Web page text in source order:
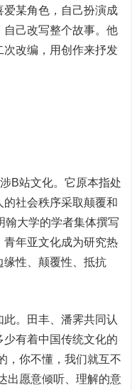
某角色，自己扮演成
己改写整个故事。他
改编，用创作来抒发
B站文化。它原本指处
社会秩序采取颠覆和
翰大学的学者集体撰写
年亚文化成为研究热
缘性、颠覆性、抵抗
。田丰、潘霁共同认
有着中国传统文化的
，你不懂，我们就互不
出愿意倾听、理解的意